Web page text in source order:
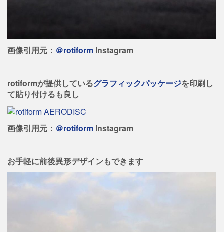
画像引用元： ＠rotiform Instagram
rotiformが提供しているグラフィックパッケージを印刷し
て貼り付けるも良し
画像引用元： ＠rotiform Instagram
お手軽に前後異形デザインもできます